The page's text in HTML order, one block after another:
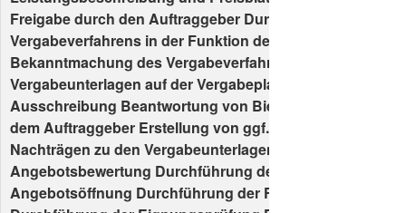
Freigabe durch den Auftraggeber Durchführung des
Vergabeverfahrens in der Funktion der Vergabestelle
Bekanntmachung des Vergabeverfahrens Bereitstellung
Vergabeunterlagen auf der Vergabeplattform
Ausschreibung Beantwortung von Bieterfragen in
dem Auftraggeber Erstellung von ggf. notwendigen
Nachträgen zu den Vergabeunterlagen Durchführung der
Angebotsbewertung Durchführung der Submission /
Angebotsöffnung Durchführung der Formalen Prüfung